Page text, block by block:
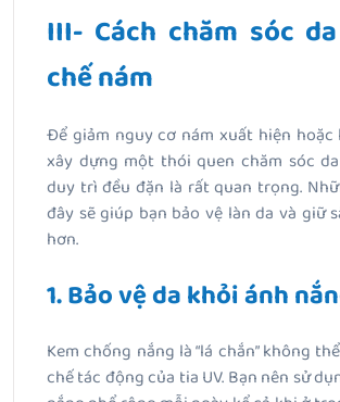
III- Cách chăm sóc
chế nám
Để giảm nguy cơ nám xuất hiện hoặc
xây dựng một thói quen chăm sóc
duy trì đều đặn là rất quan trọng.
đây sẽ giúp bạn bảo vệ làn da và giữ
hơn.
1. Bảo vệ da khỏi ánh
Kem chống nắng là “lá chắn” không
chế tác động của tia UV. Bạn nên sử